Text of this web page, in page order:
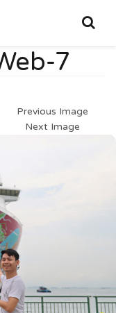
7
Previous Image
Next Image